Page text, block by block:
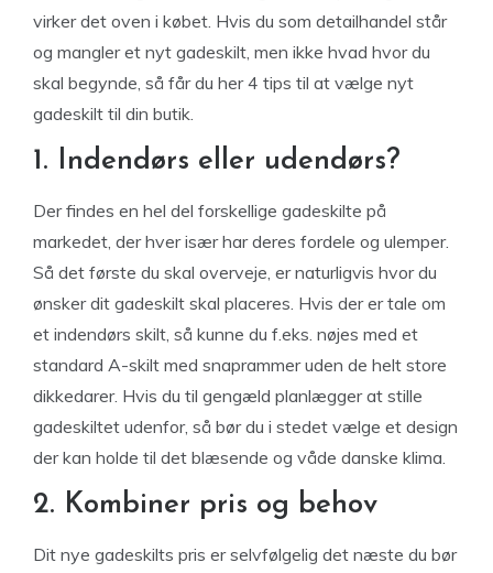
virker det oven i købet. Hvis du som detailhandel står
og mangler et nyt gadeskilt, men ikke hvad hvor du
skal begynde, så får du her 4 tips til at vælge nyt
gadeskilt til din butik.
1. Indendørs eller udendørs?
Der findes en hel del forskellige gadeskilte på
markedet, der hver især har deres fordele og ulemper.
Så det første du skal overveje, er naturligvis hvor du
ønsker dit gadeskilt skal placeres. Hvis der er tale om
et indendørs skilt, så kunne du f.eks. nøjes med et
standard A-skilt med snaprammer uden de helt store
dikkedarer. Hvis du til gengæld planlægger at stille
gadeskiltet udenfor, så bør du i stedet vælge et design
der kan holde til det blæsende og våde danske klima.
2. Kombiner pris og behov
Dit nye gadeskilts pris er selvfølgelig det næste du bør